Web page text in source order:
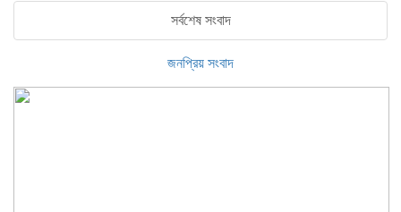
সর্বশেষ সংবাদ
জনপ্রিয় সংবাদ